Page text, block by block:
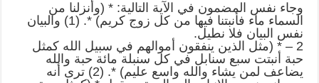
وجاء نفس المضمون في الآية التالية: * (وأنزلنا من
السماء ماء فأنبتنا فيها من كل زوج كريم) *. (1) والبيان
نفس البيان فلا نطيل.
2 – * (مثل الذين ينفقون أموالهم في سبيل الله كمثل
حبة أنبتت سبع سنابل في كل سنبلة مائة حبة والله
يضاعف لمن يشاء والله واسع عليم) *. (2) ترى أنه